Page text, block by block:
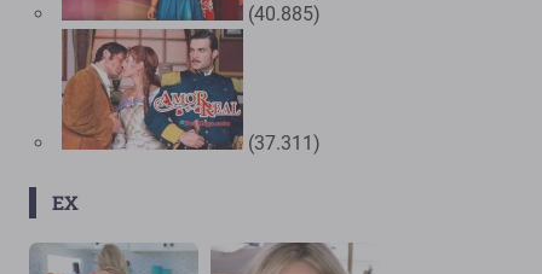
(40.885)
(37.311)
EX